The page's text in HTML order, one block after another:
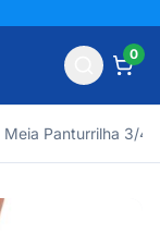
0
Meia Panturrilha 3/4